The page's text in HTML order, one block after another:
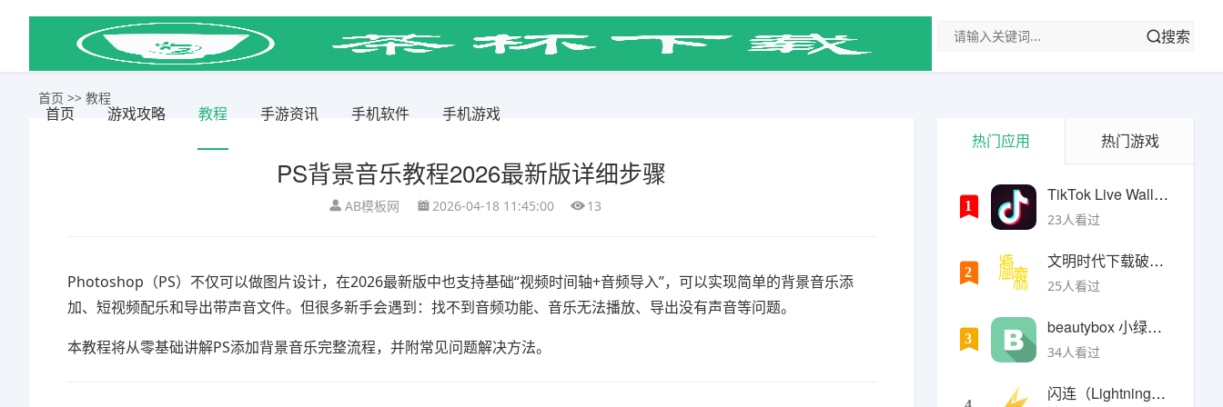
首页 游戏攻略 教程 手游资讯 手机软件 手机游戏
搜索
首页 >> 教程
PS背景音乐教程2026最新版详细步骤
AB模板网 2026-04-18 11:45:00 13
Photoshop（PS）不仅可以做图片设计，在2026最新版中也支持基础“视频时间轴+音频导入”，可以实现简单的背景音乐添
加、短视频配乐和导出带声音文件。但很多新手会遇到：找不到音频功能、音乐无法播放、导出没有声音等问题。
本教程将从零基础讲解PS添加背景音乐完整流程，并附常见问题解决方法。
热门应用 热门游戏
1
TikTok Live Wallpaper
23人看过
2
文明时代下载破解版无限金币最新版
25人看过
3
beautybox 小绿盒正版最新免费下载
34人看过
闪连（LightningX）加速器app